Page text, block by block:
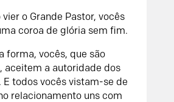
vier o Grande Pastor, vocês
coroa de glória sem fim.
forma, vocês, que são
aceitem a autoridade dos
E todos vocês vistam-se de
relacionamento uns com